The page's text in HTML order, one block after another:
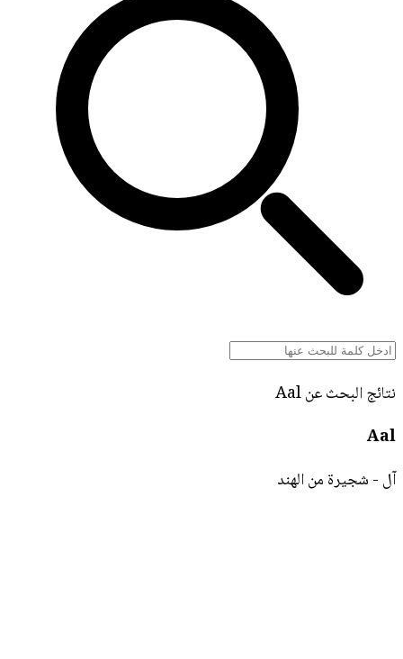
نتائج البحث عن Aal
Aal
آل - شجيرة من الهند